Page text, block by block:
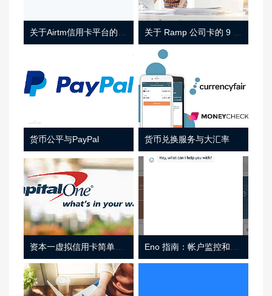
货币公平与PayPal 货币兑换服务与大汇率
资本一虚拟信用卡简单介绍